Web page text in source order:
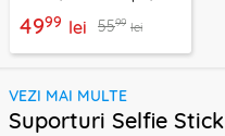
4999 lei 5599 lei
VEZI MAI MULTE
Suporturi Selfie Stick